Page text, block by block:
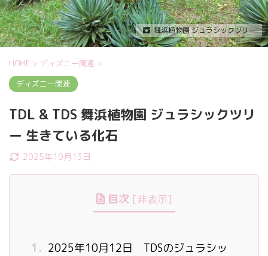
舞浜植物園 ジュラシックツリー
HOME > ディズニー関連 >
ディズニー関連
TDL & TDS 舞浜植物園 ジュラシックツリ
ー 生きている化石
2025年10月13日
目次 [非表示]
1. 2025年10月12日 TDSのジュラシッ